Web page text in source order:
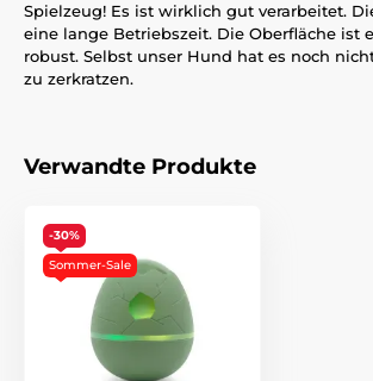
Spielzeug! Es ist wirklich gut verarbeitet.
eine lange Betriebszeit. Die Oberfläche ist
robust. Selbst unser Hund hat es noch
zu zerkratzen.
Verwandte Produkte
-30%
Sommer-Sale